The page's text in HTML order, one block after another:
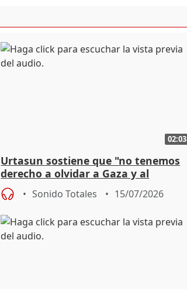
02:03
Urtasun sostiene que "no tenemos
derecho a olvidar a Gaza y al
genocidio"
Sonido Totales 15/07/2026